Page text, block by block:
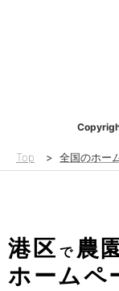
Top > 全国のホー
港区 で 農
ホームペ